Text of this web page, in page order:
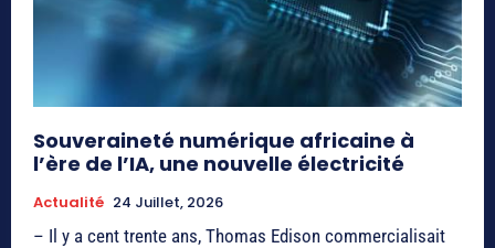
Souveraineté numérique africaine à
l’ère de l’IA, une nouvelle électricité
Actualité 24 Juillet, 2026
– Il y a cent trente ans, Thomas Edison commercialisait